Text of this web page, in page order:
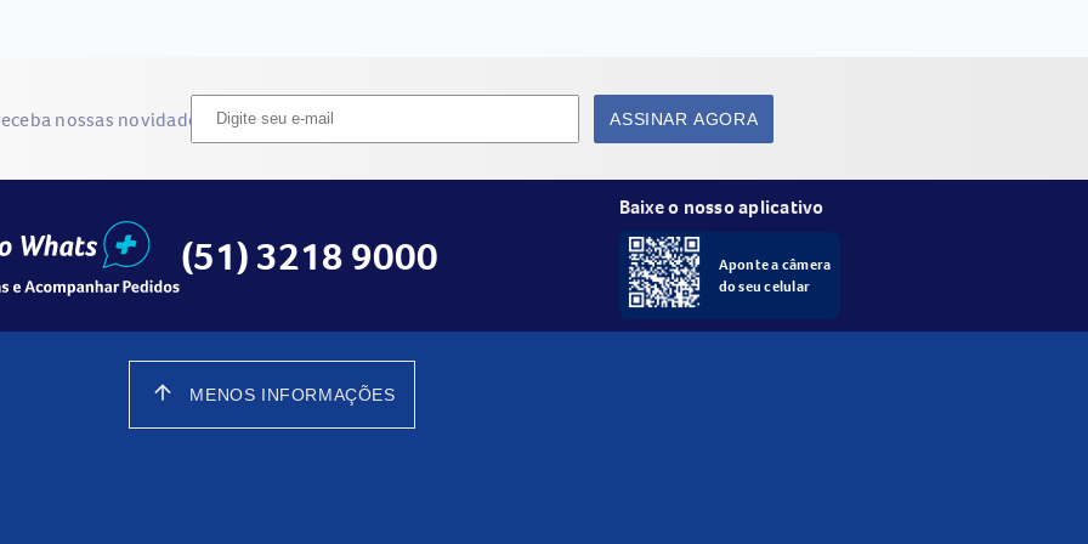
nossas novidades ASSINAR AGORA
(51) 3218 9000
Baixe o nosso aplicativo
Aponte a câmera
do seu celular
arrow_upward MENOS INFORMAÇÕES